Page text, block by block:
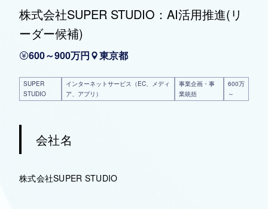
株式会社SUPER STUDIO：AI活用推進(リ
ーダー候補)
600～900万円 東京都
SUPER
STUDIO
インターネットサービス（EC、メディ
ア、アプリ）
事業企画・事
業統括
600万
～
会社名
株式会社SUPER STUDIO